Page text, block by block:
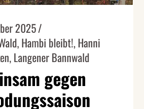
2025
,Hambi bleibt!,Hanni
,Langener Bannwald
gegen